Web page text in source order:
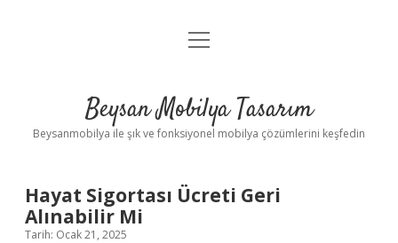
Anasayfa
Yasal Uyarı
menüyü
Beysan Mobilya Tasarım
Beysanmobilya ile şık ve fonksiyonel mobilya çözümlerini keşfedin
Hayat Sigortası Ücreti Geri
Alınabilir Mi
Tarih: Ocak 21, 2025